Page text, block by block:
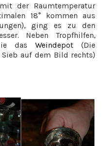
der Raumtemperatur
18° kommen aus
ging es zu den
Neben Tropfhilfen,
dasWeindepot (Die
auf dem Bild rechts)